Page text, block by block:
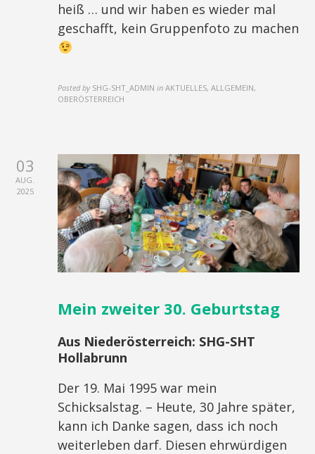
heiß … und wir haben es wieder mal
geschafft, kein Gruppenfoto zu machen
Posted by SHG-SHT_ADMIN in AKTUELLES, ALLGEMEIN,
OBERÖSTERREICH
03
AUG.
2025
Mein zweiter 30. Geburtstag
Aus Niederösterreich: SHG-SHT
Hollabrunn
Der 19. Mai 1995 war mein
Schicksalstag. – Heute, 30 Jahre später,
kann ich Danke sagen, dass ich noch
weiterleben darf. Diesen ehrwürdigen